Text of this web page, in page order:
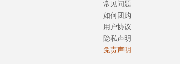
常见问题
如何团购
用户协议
隐私声明
免责声明